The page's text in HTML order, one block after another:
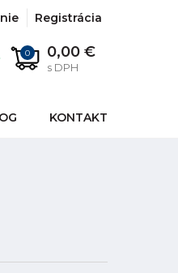
Registrácia
0 0,00 €
s DPH
KONTAKT